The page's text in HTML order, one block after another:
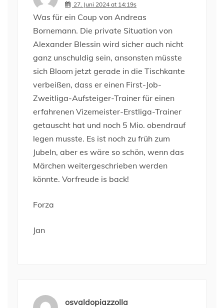
27. Juni 2024 at 14:19s
Was für ein Coup von Andreas
Bornemann. Die private Situation von
Alexander Blessin wird sicher auch nicht
ganz unschuldig sein, ansonsten müsste
sich Bloom jetzt gerade in die Tischkante
verbeißen, dass er einen First-Job-
Zweitliga-Aufsteiger-Trainer für einen
erfahrenen Vizemeister-Erstliga-Trainer
getauscht hat und noch 5 Mio. obendrauf
legen musste. Es ist noch zu früh zum
Jubeln, aber es wäre so schön, wenn das
Märchen weitergeschrieben werden
könnte. Vorfreude is back!
Forza
Jan
osvaldopiazzolla